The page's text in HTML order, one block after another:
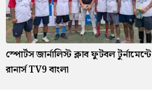
স্পোর্টস জার্নালিস্ট ক্লাব ফুটবল টুর্নামেন্টে
রানার্স TV9 বাংলা